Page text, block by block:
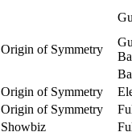
Origin of Symmetry
Origin of Symmetry
Origin of Symmetry
Showbiz